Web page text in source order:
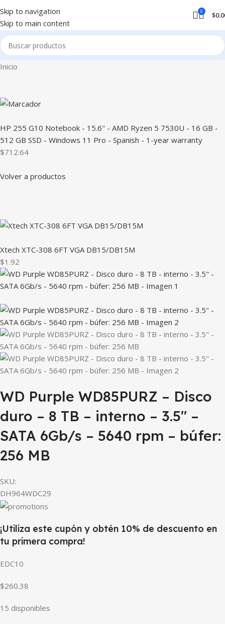
Skip to navigation
Skip to main content
0 $
Inicio
HP 255 G10 Notebook - 15.6" - AMD Ryzen 5 7530U - 16 GB -
512 GB SSD - Windows 11 Pro - Spanish - 1-year warranty
$712.64
Volver a productos
Xtech XTC-308 6FT VGA DB15/DB15M
$1.92
WD Purple WD85PURZ – Disco
duro – 8 TB – interno – 3.5″ –
SATA 6Gb/s – 5640 rpm – búfer:
256 MB
SKU:
DH964WDC29
¡Utiliza este cupón y obtén 10% de descuento en
tu primera compra!
EDC10
$260.38
15 disponibles